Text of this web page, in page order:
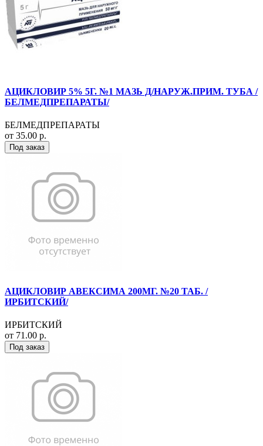
АЦИКЛОВИР 5% 5Г. №1 МАЗЬ Д/НАРУЖ.ПРИМ. ТУБА /
БЕЛМЕДПРЕПАРАТЫ/
БЕЛМЕДПРЕПАРАТЫ
от 35.00 р.
Под заказ
АЦИКЛОВИР АВЕКСИМА 200МГ. №20 ТАБ. /
ИРБИТСКИЙ/
ИРБИТСКИЙ
от 71.00 р.
Под заказ